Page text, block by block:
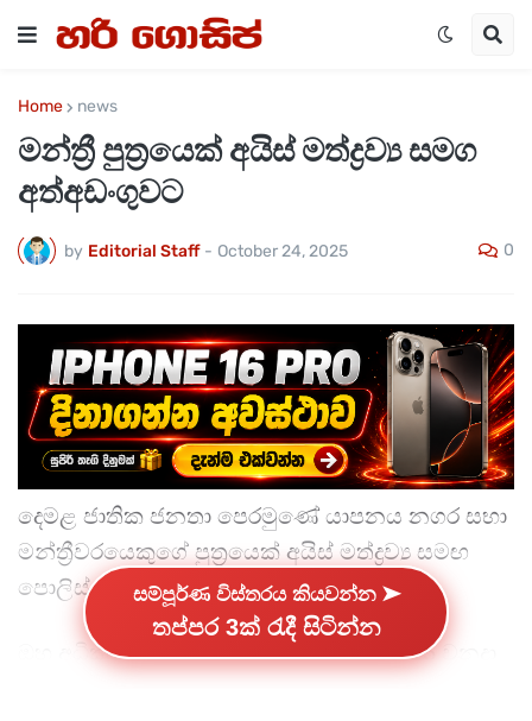
Home news
මන්ත්‍රී පුත්‍රයෙක් අයිස් මත්ද්‍රව්‍ය සමග
අත්අඩංගුවට
by Editorial Staff - October 24, 2025 0
දෙමළ ජාතික ජනතා පෙරමුණේ යාපනය නගර සභා
මන්ත්‍රීවරයෙකුගේ පුත්‍රයෙක් අයිස් මත්ද්‍රව්‍ය සමඟ
පොලිස් අත්අඩංගුවට පත් ව ඇත.
ඔහු අධිකරණයට ඉදිරිපත් කිරීමෙන් පසුව 25 වනදා
සම්පූර්ණ විස්තරය කියවන්න ➤
තප්පර 3ක් රැදී සිටින්න